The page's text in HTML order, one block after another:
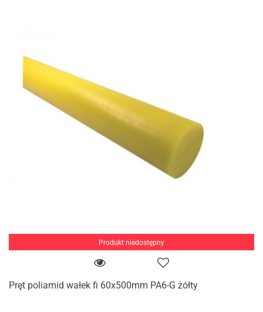
Produkt niedostępny
Pręt poliamid wałek fi 60x500mm PA6-G żółty